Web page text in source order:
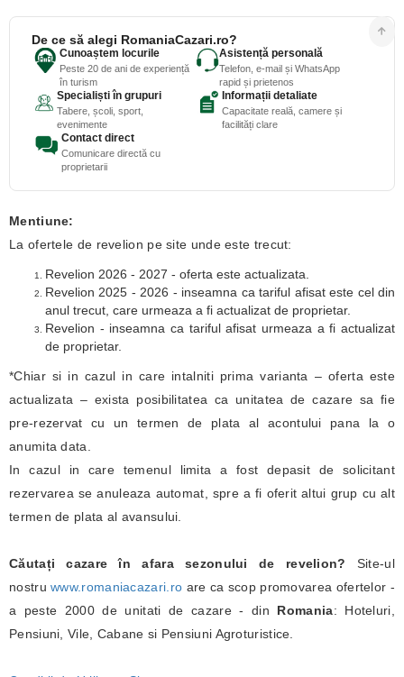
De ce să alegi RomaniaCazari.ro?
Cunoaștem locurile
Peste 20 de ani de experiență
în turism
Asistență personală
Telefon, e-mail și WhatsApp
rapid și prietenos
Specialiști în grupuri
Tabere, școli, sport,
evenimente
Informații detaliate
Capacitate reală, camere și
facilități clare
Contact direct
Comunicare directă cu
proprietarii
Mentiune:
La ofertele de revelion pe site unde este trecut:
Revelion 2026 - 2027 - oferta este actualizata.
Revelion 2025 - 2026 - inseamna ca tariful afisat este cel din
anul trecut, care urmeaza a fi actualizat de proprietar.
Revelion - inseamna ca tariful afisat urmeaza a fi actualizat
de proprietar.
*Chiar si in cazul in care intalniti prima varianta – oferta este
actualizata – exista posibilitatea ca unitatea de cazare sa fie
pre-rezervat cu un termen de plata al acontului pana la o
anumita data.
In cazul in care temenul limita a fost depasit de solicitant
rezervarea se anuleaza automat, spre a fi oferit altui grup cu alt
termen de plata al avansului.
Căutați cazare în afara sezonului de revelion? Site-ul
nostruwww.romaniacazari.ro are ca scop promovarea ofertelor -
a peste 2000 de unitati de cazare - din Romania: Hoteluri,
Pensiuni, Vile, Cabane si Pensiuni Agroturistice.